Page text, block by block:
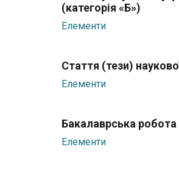
(категорія «Б»)
Елементи
Стаття (тези)
Елементи
Бакалаврська робота
Елементи